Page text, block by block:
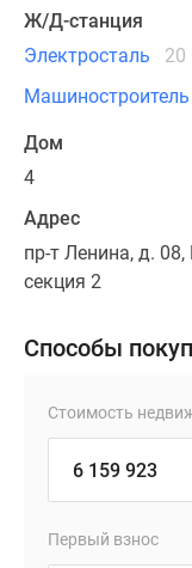
Ж/Д-станция
Электросталь
20
Машиностроитель
Дом
4
Адрес
пр-т Ленина, д.
секция 2
Способы
Стоимость
Первый взнос